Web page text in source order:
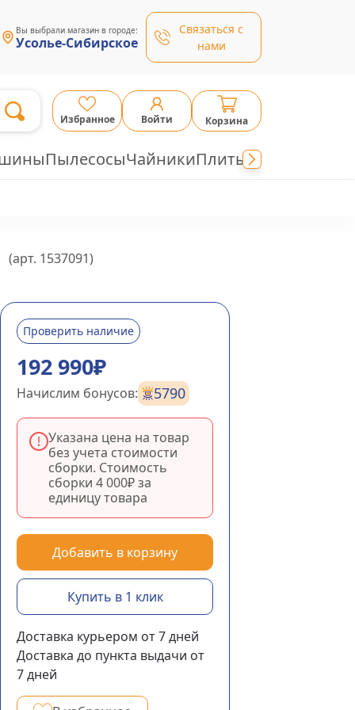
Вы выбрали магазин в городе:
Усолье-Сибирское
Связаться с
нами
Избранное Войти Корзина
ПылесосыЧайникиПлиты
(арт. 1537091)
192 990₽
Проверить наличие
Начислим бонусов: 5790
Указана цена на товар
без учета стоимости
сборки. Стоимость
сборки 4 000₽за
единицу товара
Добавить в корзину
Купить в 1 клик
Доставка курьером от 7дней
Доставка до пункта выдачи от
7дней